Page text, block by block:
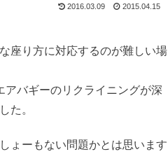
2016.03.09 2015.04.15
座り方に対応するのが難しい場
バギーのリクライニングが深
た。
ょーもない問題かとは思います